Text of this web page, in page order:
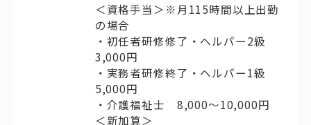
＜資格手当＞※月115時間以上出勤
の場合
・初任者研修修了・ヘルパー2級
3,000円
・実務者研修終了・ヘルパー1級
5,000円
・介護福祉士 8,000～10,000円
＜新加算＞